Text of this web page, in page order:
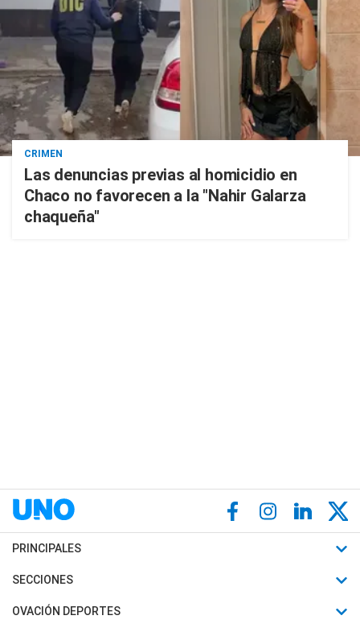
CRIMEN
Las denuncias previas al homicidio en
Chaco no favorecen a la "Nahir Galarza
chaqueña"
PRINCIPALES
Últimas Noticias
Política
SECCIONES
Horóscopo
OVACIÓN DEPORTES